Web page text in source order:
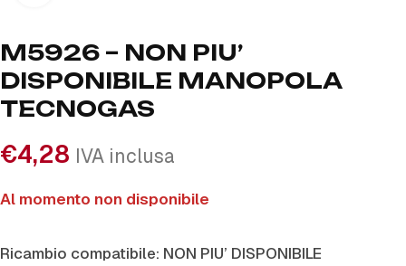
M5926 – NON PIU’
DISPONIBILE MANOPOLA
TECNOGAS
€4,28 IVA inclusa
Al momento non disponibile
Ricambio compatibile: NON PIU’ DISPONIBILE